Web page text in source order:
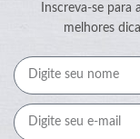
Inscreva-se
melhores